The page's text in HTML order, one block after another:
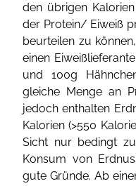
den übrigen
der Protein/ Eiweiß
beurteilen zu
einen
und 100g
gleiche Menge an
jedoch enthalten
Kalorien (>550
Sicht nur bedingt
Konsum von
gute Gründe. Ab